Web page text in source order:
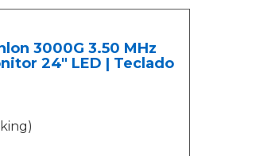
3000G 3.50 MHz
24" LED | Teclado